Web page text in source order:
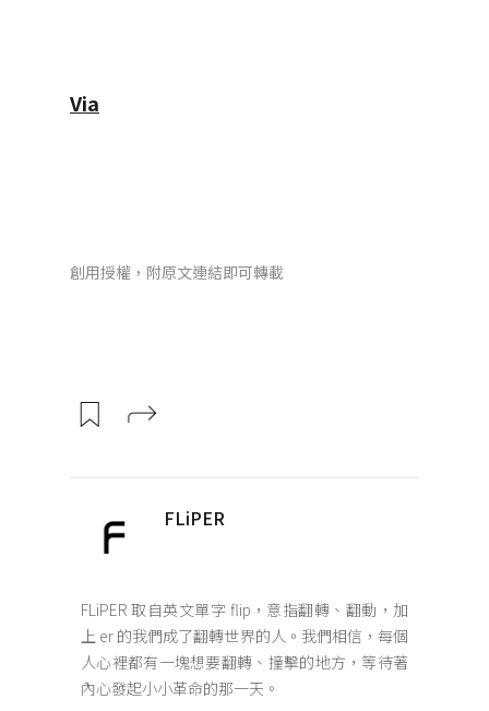
Via
創用授權，附原文連結即可轉載
FLiPER
FLiPER 取自英文單字 flip，意指翻轉、翻動，加
上 er 的我們成了翻轉世界的人。我們相信，每個
人心裡都有一塊想要翻轉、撞擊的地方，等待著
內心發起小小革命的那一天。